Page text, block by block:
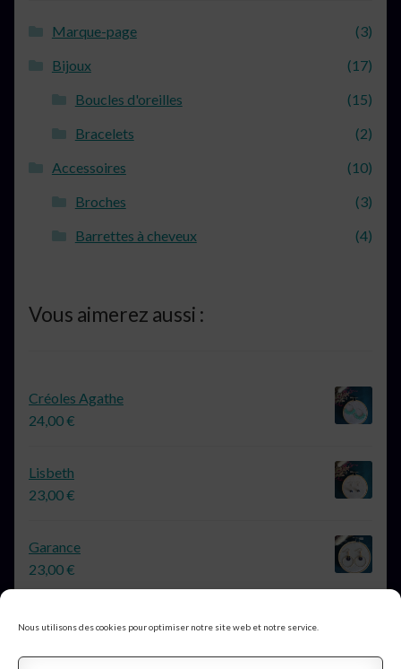
Nous utilisons des cookies pour optimiser notre site web et notre service.
Marque-page
(3)
Bijoux
(17)
Boucles d'oreilles
(15)
Bracelets
(2)
Accessoires
(10)
Broches
(3)
Barrettes à cheveux
(4)
Vous aimerez aussi :
Créoles Agathe
24,00€
Lisbeth
23,00€
Garance
23,00€